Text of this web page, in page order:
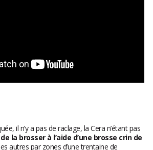
il n’y a pas de raclage, la Cera n’étant pas
la brosser à l’aide d’une brosse crin de
autres par zones d’une trentaine de